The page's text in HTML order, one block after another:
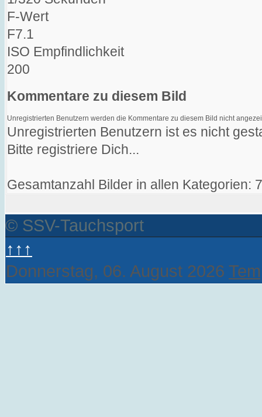
F-Wert
F7.1
ISO Empfindlichkeit
200
Kommentare zu diesem Bild
Unregistrierten Benutzern werden die Kommentare zu diesem Bild nicht
Unregistrierten Benutzern ist es nicht
Bitte registriere Dich...
Gesamtanzahl Bilder in allen Kategorien:
© SSV-Tauchsport
↑↑↑
Donnerstag, 06. August 2026